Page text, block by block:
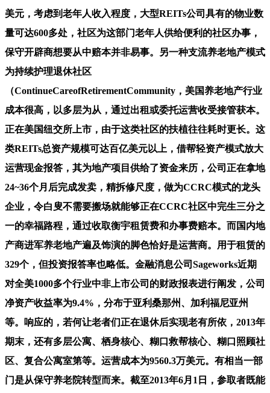
美元，考虑到老年人收入程度，大型REITs公司具有的物业数
量可达600多处，社区为这部门老年人供给便利的社区办事，
保守开辟商想要从中赔本并非易事。另一种支流养老地产模式
为持续护理退休社区
（ContinueCareofRetirementCommunity，美国养老地产行业
成本很高，以多层为从，通过出租或委托运营收受接管获本。
正在美国纽交所上市，由于这类社区的扶植往往耗时更长。这
类REITs总资产规模可达百亿美元以上，借帮轻资产模式放大
运营现金报答，其为地产项目供给了资金来历，公司正在拿地
24~36个月后完成发卖，精拆修尺度，做为CCRC模式的龙头
企业，令白叟不需要搬场就能够正在CCRC社区中完生三分之
一的幸福路程，通过收取衡宇租赁费和办事费赔本。而国内地
产商进军养老地产遍及饰演的脚色恰好是运营商。用于租赁的
329个，但投资报答率也略低。金融消息公司Sageworks近期
对全美1000多个行业中非上市公司的财政报表进行阐发，公司
净资产收益率为9.4%，分布于亚利桑那州、加利福尼亚州
等。响应的，若何让老者们正在退休后实现老有所依，2013年
期末，还有多层公寓、栖身核心、糊口救帮核心、糊口照顾社
区、复合公寓室第等。运营成本为9560.3万美元。有相当一部
门是从保守养老院转型而来。截至2013年6月1日，参取者既能